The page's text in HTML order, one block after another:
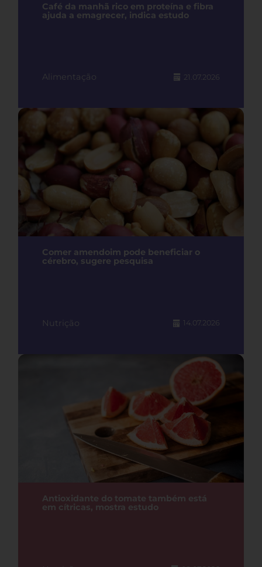
Café da manhã rico em proteína e fibra
ajuda a emagrecer, indica estudo
Alimentação 21.07.2026
Comer amendoim pode beneficiar o
cérebro, sugere pesquisa
Nutrição 14.07.2026
Antioxidante do tomate também está
em cítricas, mostra estudo